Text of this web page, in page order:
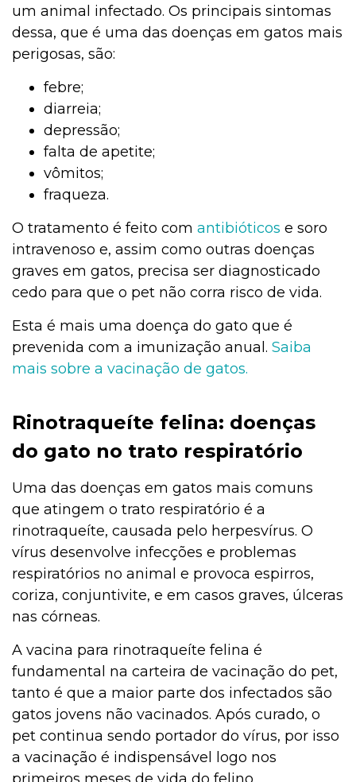
um animal infectado. Os principais sintomas
dessa, que é uma das doenças em gatos mais
perigosas, são:
febre;
diarreia;
depressão;
falta de apetite;
vômitos;
fraqueza.
O tratamento é feito com antibióticos e soro
intravenoso e, assim como outras doenças
graves em gatos, precisa ser diagnosticado
cedo para que o pet não corra risco de vida.
Esta é mais uma doença do gato que é
prevenida com a imunização anual. Saiba
mais sobre a vacinação de gatos.
Rinotraqueíte felina: doenças
do gato no trato respiratório
Uma das doenças em gatos mais comuns
que atingem o trato respiratório é a
rinotraqueíte, causada pelo herpesvírus. O
vírus desenvolve infecções e problemas
respiratórios no animal e provoca espirros,
coriza, conjuntivite, e em casos graves, úlceras
nas córneas.
A vacina para rinotraqueíte felina é
fundamental na carteira de vacinação do pet,
tanto é que a maior parte dos infectados são
gatos jovens não vacinados. Após curado, o
pet continua sendo portador do vírus, por isso
a vacinação é indispensável logo nos